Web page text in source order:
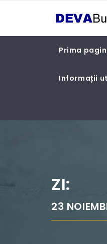
DEVA
Prima
Informații
ZI:
23